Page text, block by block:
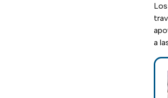
Los
a